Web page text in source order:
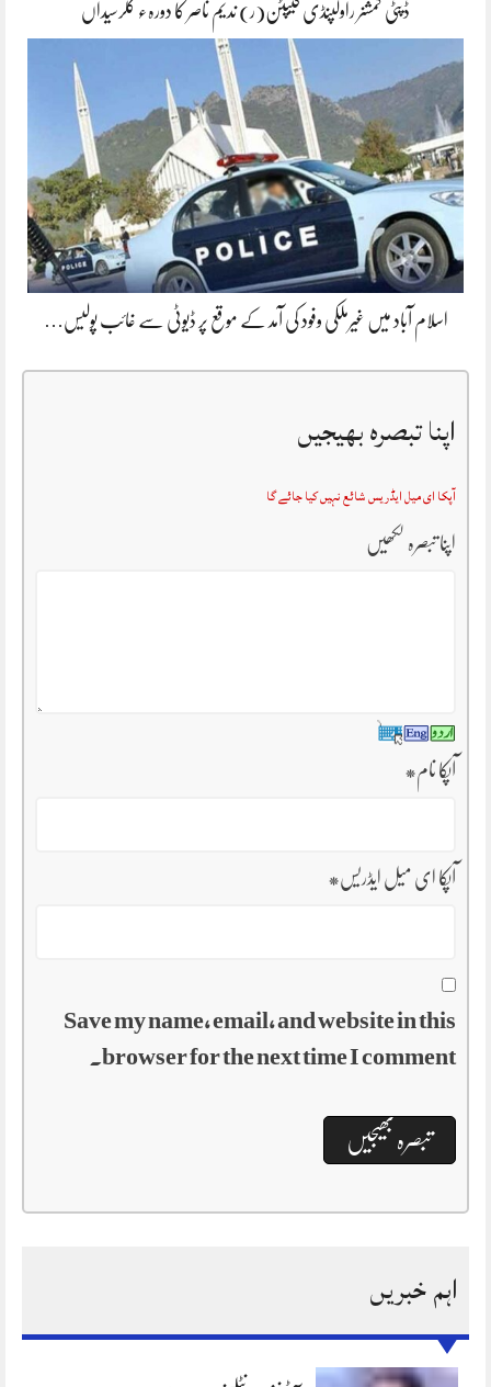
ڈپٹی کمشنر راولپنڈی کیپٹن(ر) ندیم ناصر کا دورہء کلرسیداں
اسلام آباد میں غیرملکی وفود کی آمد کے موقع پر ڈیوٹی سے غائب پولیس…
اپنا تبصرہ بھیجیں
آپکا ای میل ایڈریس شائع نہیں کیا جائے گا
اپنا تبصرہ لکھیں
آپکا نام*
آپکا ای میل ایڈریس*
Save my name, email, and website in this
browser for the next time I comment.
اہم خبریں